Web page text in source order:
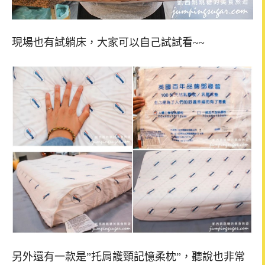
現場也有試躺床，大家可以自己試試看~~
另外還有一款是”托肩護頸記憶柔枕”，聽說也非常